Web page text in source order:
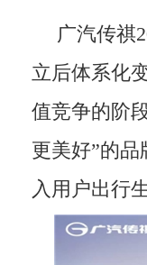
广汽传祺
立后体系化
值竞争的阶
更美好”的
入用户出行